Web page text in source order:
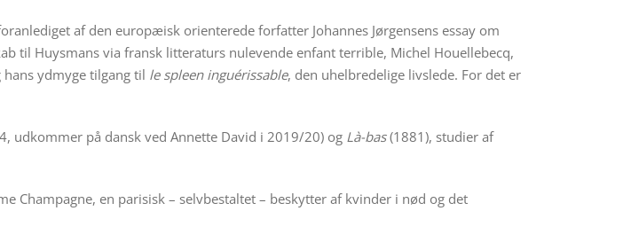
af den europæisk orienterede forfatter Johannes Jørgensens essay om
til Huysmans via fransk litteraturs nulevende enfant terrible, Michel Houellebecq,
ydmyge tilgang til le spleen inguérissable, den uhelbredelige livslede. For det er
udkommer på dansk ved Annette David i 2019/20) og Là-bas(1881), studier af
en parisisk – selvbestaltet – beskytter af kvinder i nød og det